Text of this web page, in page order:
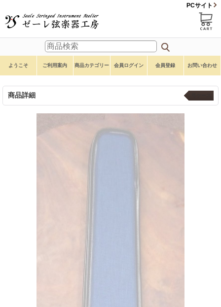
PCサイト
ようこそ ご利用案内 商品カテゴリー 会員ログイン 会員登録 お問い合わせ
商品詳細